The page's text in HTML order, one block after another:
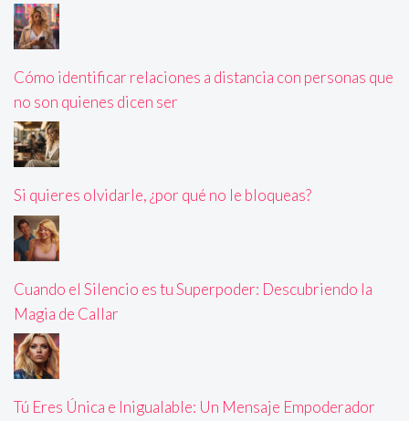
Cómo identificar relaciones a distancia con personas que
no son quienes dicen ser
Si quieres olvidarle, ¿por qué no le bloqueas?
Cuando el Silencio es tu Superpoder: Descubriendo la
Magia de Callar
Tú Eres Única e Inigualable: Un Mensaje Empoderador